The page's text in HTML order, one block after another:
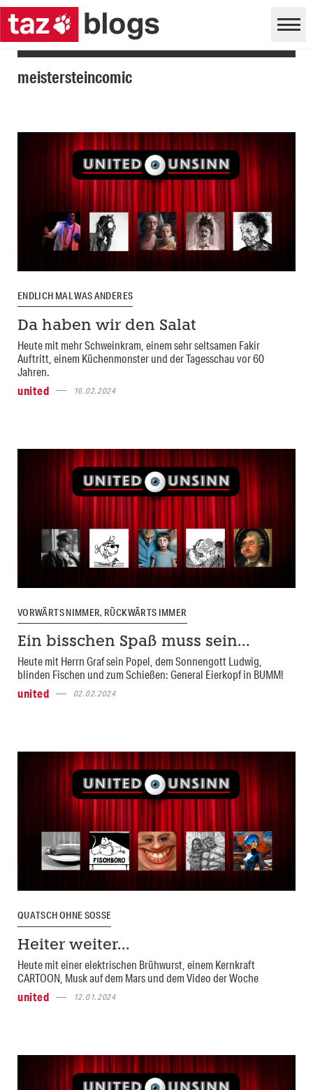
meistersteincomic
ENDLICH MAL WAS ANDERES
Da haben wir den Salat
Heute mit mehr Schweinkram, einem sehr seltsamen Fakir
Auftritt, einem Küchenmonster und der Tagesschau vor 60
Jahren.
united
16.02.2024
VORWÄRTS NIMMER, RÜCKWÄRTS IMMER
Ein bisschen Spaß muss sein…
Heute mit Herrn Graf sein Popel, dem Sonnengott Ludwig,
blinden Fischen und zum Schießen: General Eierkopf in BUMM!
united
02.02.2024
QUATSCH OHNE SOSSE
Heiter weiter…
Heute mit einer elektrischen Brühwurst, einem Kernkraft
CARTOON, Musk auf dem Mars und dem Video der Woche
united
12.01.2024